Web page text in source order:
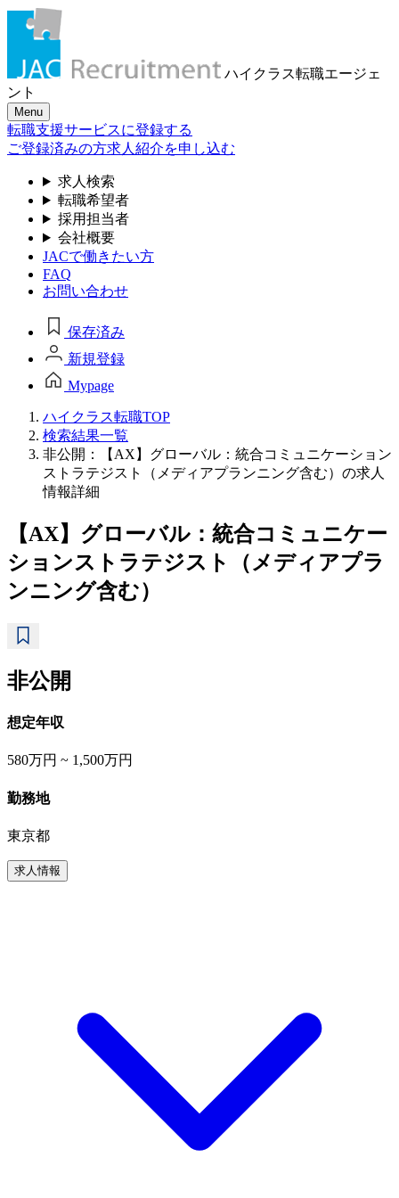
ハイクラス転職エージェ
ント
Menu
転職支援サービスに登録する
ご登録済みの方求人紹介を申し込む
求人検索
転職希望者
採用担当者
会社概要
JACで働きたい方
FAQ
お問い合わせ
保存済み
新規登録
Mypage
ハイクラス転職TOP
検索結果一覧
非公開：【AX】グローバル：統合コミュニケーション
ストラテジスト（メディアプランニング含む）の求人
情報詳細
【AX】グローバル：統合コミュニケー
ションストラテジスト（メディアプラ
ンニング含む）
非公開
想定年収
580万円 ~ 1,500万円
勤務地
東京都
求人情報